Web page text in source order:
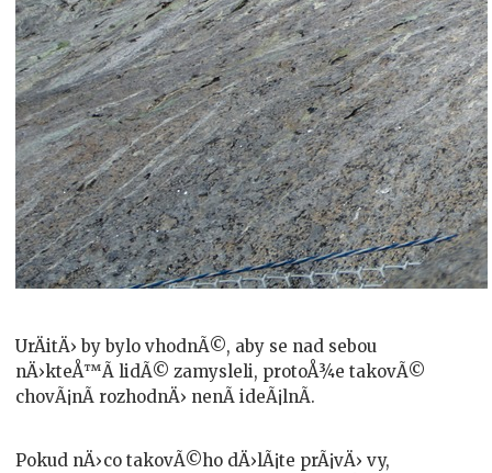
UrÄitÄ› by bylo vhodnÃ©, aby se nad sebou
nÄ›kteÅ™Ã­ lidÃ© zamysleli, protoÅ¾e takovÃ©
chovÃ¡nÃ­ rozhodnÄ› nenÃ­ ideÃ¡lnÃ­.
Pokud nÄ›co takovÃ©ho dÄ›lÃ¡te prÃ¡vÄ› vy,